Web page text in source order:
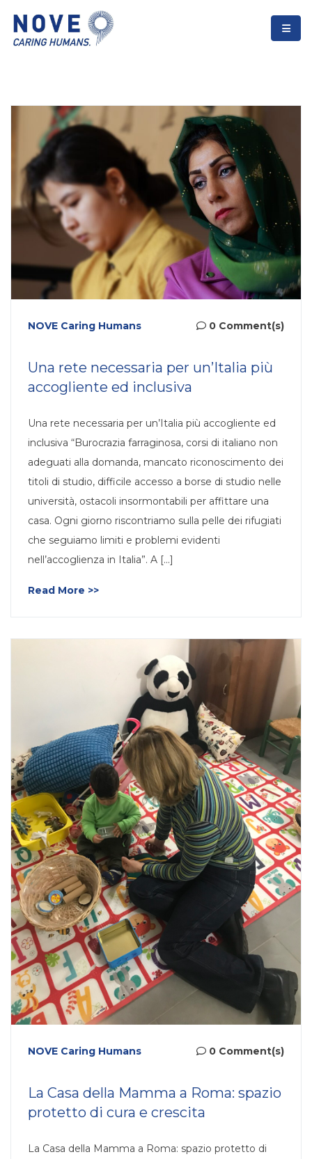
NOVE Caring Humans 0 Comment(s)
Una rete necessaria per un’Italia più
accogliente ed inclusiva
Una rete necessaria per un’Italia più accogliente ed
inclusiva “Burocrazia farraginosa, corsi di italiano non
adeguati alla domanda, mancato riconoscimento dei
titoli di studio, difficile accesso a borse di studio nelle
università, ostacoli insormontabili per affittare una
casa. Ogni giorno riscontriamo sulla pelle dei rifugiati
che seguiamo limiti e problemi evidenti
nell’accoglienza in Italia”. A [...]
Read More >>
NOVE Caring Humans 0 Comment(s)
La Casa della Mamma a Roma: spazio
protetto di cura e crescita
La Casa della Mamma a Roma: spazio protetto di